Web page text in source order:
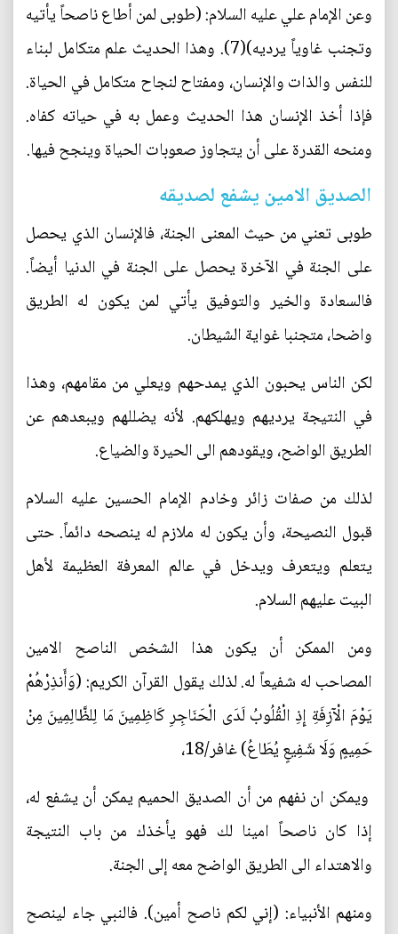
وعن الإمام علي عليه السلام: (طوبى لمن أطاع ناصحاً يأتيه
وتجنب غاوياً يرديه)(7). وهذا الحديث علم متكامل لبناء
للنفس والذات والإنسان، ومفتاح لنجاح متكامل في الحياة.
فإذا أخذ الإنسان هذا الحديث وعمل به في حياته كفاه.
ومنحه القدرة على أن يتجاوز صعوبات الحياة وينجح فيها.
الصديق الامين يشفع لصديقه
طوبى تعني من حيث المعنى الجنة، فالإنسان الذي يحصل
على الجنة في الآخرة يحصل على الجنة في الدنيا أيضاً.
فالسعادة والخير والتوفيق يأتي لمن يكون له الطريق
واضحا، متجنبا غواية الشيطان.
لكن الناس يحبون الذي يمدحهم ويعلي من مقامهم، وهذا
في النتيجة يرديهم ويهلكهم. لأنه يضللهم ويبعدهم عن
الطريق الواضح، ويقودهم الى الحيرة والضياع.
لذلك من صفات زائر وخادم الإمام الحسين عليه السلام
قبول النصيحة، وأن يكون له ملازم له ينصحه دائماً. حتى
يتعلم ويتعرف ويدخل في عالم المعرفة العظيمة لأهل
البيت عليهم السلام.
ومن الممكن أن يكون هذا الشخص الناصح الامين
المصاحب له شفيعاً له. لذلك يقول القرآن الكريم: (وَأَنذِرْهُمْ
يَوْمَ الْآزِفَةِ إِذِ الْقُلُوبُ لَدَى الْحَنَاجِرِ كَاظِمِينَ مَا لِلظَّالِمِينَ مِنْ
حَمِيمٍ وَلَا شَفِيعٍ يُطَاعُ) غافر/18،
ويمكن ان نفهم من أن الصديق الحميم يمكن أن يشفع له،
إذا كان ناصحاً امينا لك فهو يأخذك من باب النتيجة
والاهتداء الى الطريق الواضح معه إلى الجنة.
ومنهم الأنبياء: (إني لكم ناصح أمين). فالنبي جاء لينصح